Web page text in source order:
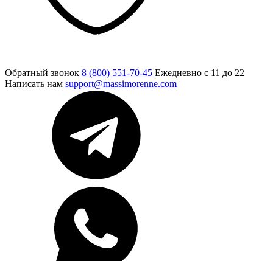
Обратный звонок 8 (800) 551-70-45 Ежедневно с 11 до 22
Написать нам support@massimorenne.com